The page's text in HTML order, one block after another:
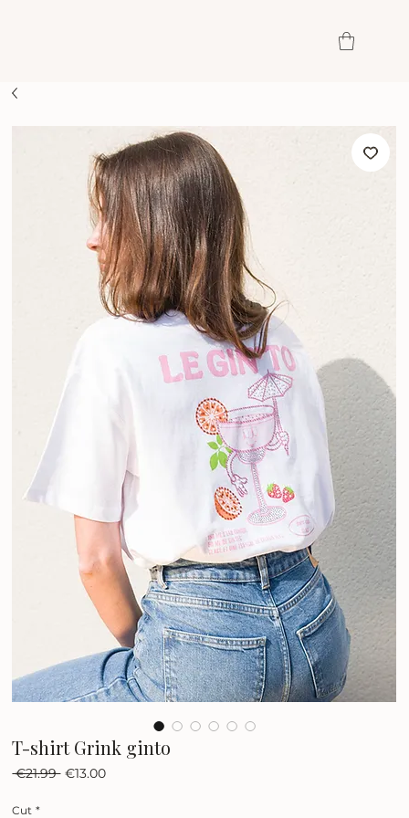
T-shirt Grink ginto
€21.99 Regular
€13.00Sale
Cut *